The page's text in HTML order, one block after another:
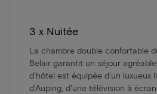
3 x Nuitée
La chambre double confortable
Belair garantit un séjour
d'hôtel est équipée d'un luxueux
d'Auping, d'une télévision à